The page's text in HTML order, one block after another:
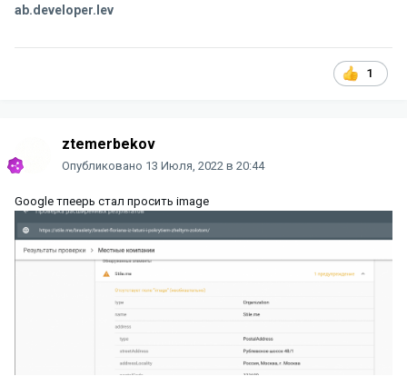
ab.developer.lev
1
ztemerbekov
Опубликовано 13 Июля, 2022 в 20:44
Google тпеерь стал просить image